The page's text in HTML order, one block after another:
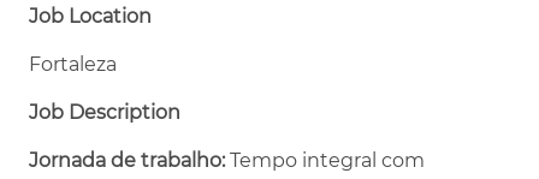
Job Location
Fortaleza
Job Description
Jornada de trabalho:Tempo integral com